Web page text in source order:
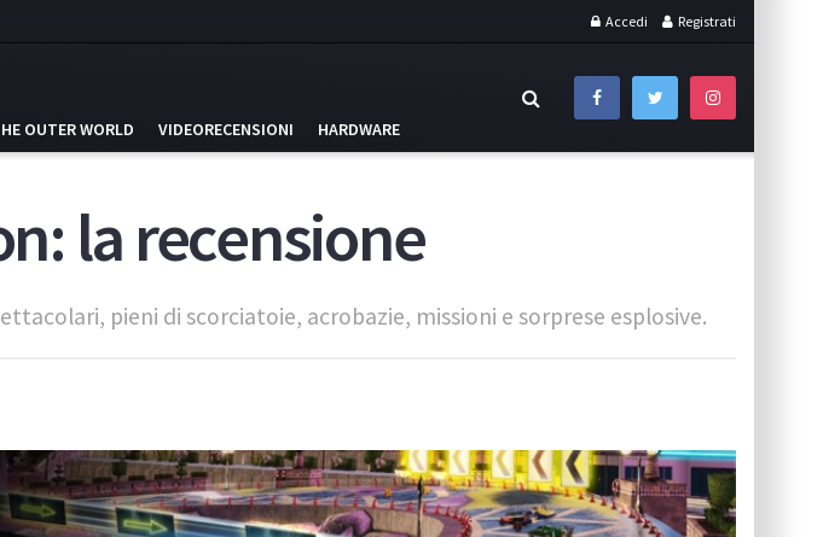
Accedi Registrati
OUTER WORLD VIDEORECENSIONI HARDWARE
la recensione
pieni di scorciatoie, acrobazie, missioni e sorprese esplosive.